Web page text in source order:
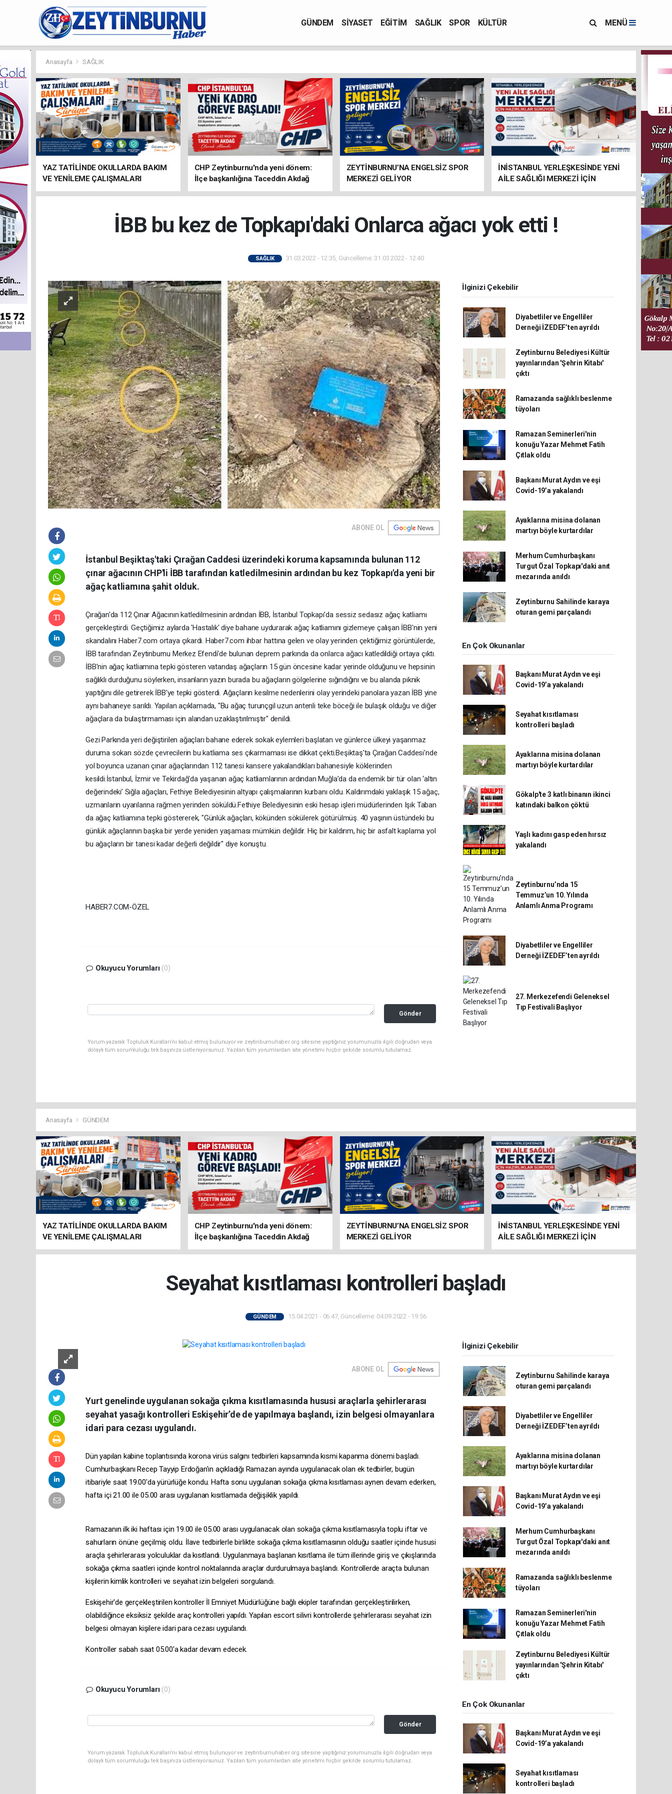
GÜNDEM SİYASET EĞİTİM SAĞLIK SPOR KÜLTÜR MENÜ
Anasayfa SAĞLIK
YAZ TATİLİNDE OKULLARDA BAKIM
VE YENİLEME ÇALIŞMALARI
SÜRÜYOR
CHP Zeytinburnu'nda yeni dönem:
İlçe başkanlığına Taceddin Akdağ
atandı
ZEYTİNBURNU’NA ENGELSİZ SPOR
MERKEZİ GELİYOR
İNİSTANBUL YERLEŞKESİNDE YENİ
AİLE SAĞLIĞI MERKEZİ İÇİN
HAZIRLIKLAR SÜRÜYOR
İBB bu kez de Topkapı'daki Onlarca ağacı yok etti !
SAĞLIK 31.03.2022 - 12:35, Güncelleme: 31.03.2022 - 12:40
ABONE OL
İstanbul Beşiktaş'taki Çırağan Caddesi üzerindeki koruma kapsamında bulunan 112
çınar ağacının CHP'li İBB tarafından katledilmesinin ardından bu kez Topkapı'da yeni bir
ağaç katliamına şahit olduk.
Çırağan'da 112 Çınar Ağacının katledilmesinin ardından İBB, İstanbul Topkapı'da sessiz sedasız ağaç katliamı
gerçekleştirdi. Geçtiğimiz aylarda 'Hastalık' diye bahane uydurarak ağaç katliamını gizlemeye çalışan İBB'nin yeni
skandalını Haber7.com ortaya çıkardı. Haber7.com ihbar hattına gelen ve olay yerinden çektiğimiz görüntülerde,
İBB tarafından Zeytinburnu Merkez Efendi'de bulunan deprem parkında da onlarca ağacı katledildiği ortaya çıktı.
İBB'nin ağaç katliamına tepki gösteren vatandaş ağaçların 15 gün öncesine kadar yerinde olduğunu ve hepsinin
sağlıklı durduğunu söylerken, insanların yazın burada bu ağaçların gölgelerine sığındığını ve bu alanda piknik
yaptığını dile getirerek İBB'ye tepki gösterdi. Ağaçların kesilme nedenlerini olay yerindeki panolara yazan İBB yine
aynı bahaneye sarıldı. Yapılan açıklamada, "Bu ağaç turunçgil uzun antenli teke böceği ile bulaşık olduğu ve diğer
ağaçlara da bulaştırmaması için alandan uzaklaştırılmıştır" denildi.
Gezi Parkında yeri değiştirilen ağaçları bahane ederek sokak eylemleri başlatan ve günlerce ülkeyi yaşanmaz
duruma sokan sözde çevrecilerin bu katliama ses çıkarmaması ise dikkat çekti.Beşiktaş'ta Çırağan Caddesi'nde
yol boyunca uzanan çınar ağaçlarından 112 tanesi kansere yakalandıkları bahanesiyle köklerinden
kesildi.İstanbul, İzmir ve Tekirdağ’da yaşanan ağaç katliamlarının ardından Muğla’da da endemik bir tür olan ‘altın
değerindeki’ Sığla ağaçları, Fethiye Belediyesinin altyapı çalışmalarının kurbanı oldu. Kaldırımdaki yaklaşık 15 ağaç,
uzmanların uyarılarına rağmen yerinden söküldü.Fethiye Belediyesinin eski hesap işleri müdürlerinden Işık Taban
da ağaç katliamına tepki göstererek, "Günlük ağaçları, kökünden sökülerek götürülmüş. 40 yaşının üstündeki bu
günlük ağaçlarının başka bir yerde yeniden yaşaması mümkün değildir. Hiç bir kaldırım, hiç bir asfalt kaplama yol
bu ağaçların bir tanesi kadar değerli değildir" diye konuştu.
HABER7.COM-ÖZEL
Okuyucu Yorumları (0)
Gönder
Yorum yazarak Topluluk Kuralları’nı kabul etmiş bulunuyor ve zeytinburnuhaber.org sitesine yaptığınız yorumunuzla ilgili doğrudan veya
dolaylı tüm sorumluluğu tek başınıza üstleniyorsunuz. Yazılan tüm yorumlardan site yönetimi hiçbir şekilde sorumlu tutulamaz.
İlginizi Çekebilir
Diyabetliler ve Engelliler
Derneği İZEDEF’ten ayrıldı
Zeytinburnu Belediyesi Kültür
yayınlarından 'Şehrin Kitabı'
çıktı
Ramazanda sağlıklı beslenme
tüyoları
Ramazan Seminerleri'nin
konuğu Yazar Mehmet Fatih
Çıtlak oldu
Başkanı Murat Aydın ve eşi
Covid-19’a yakalandı
Ayaklarına misina dolanan
martıyı böyle kurtardılar
Merhum Cumhurbaşkanı
Turgut Özal Topkapı'daki anıt
mezarında anıldı
Zeytinburnu Sahilinde karaya
oturan gemi parçalandı
En Çok Okunanlar
Başkanı Murat Aydın ve eşi
Covid-19’a yakalandı
Seyahat kısıtlaması
kontrolleri başladı
Ayaklarına misina dolanan
martıyı böyle kurtardılar
Gökalp'te 3 katlı binanın ikinci
katındaki balkon çöktü
Yaşlı kadını gasp eden hırsız
yakalandı
Zeytinburnu’nda 15
Temmuz’un 10. Yılında
Anlamlı Anma Programı
Diyabetliler ve Engelliler
Derneği İZEDEF’ten ayrıldı
27. Merkezefendi Geleneksel
Tıp Festivali Başlıyor
Anasayfa GÜNDEM
YAZ TATİLİNDE OKULLARDA BAKIM
VE YENİLEME ÇALIŞMALARI
SÜRÜYOR
CHP Zeytinburnu'nda yeni dönem:
İlçe başkanlığına Taceddin Akdağ
atandı
ZEYTİNBURNU’NA ENGELSİZ SPOR
MERKEZİ GELİYOR
İNİSTANBUL YERLEŞKESİNDE YENİ
AİLE SAĞLIĞI MERKEZİ İÇİN
HAZIRLIKLAR SÜRÜYOR
Seyahat kısıtlaması kontrolleri başladı
GÜNDEM 15.04.2021 - 06:47, Güncelleme: 04.09.2022 - 19:56
ABONE OL
Yurt genelinde uygulanan sokağa çıkma kısıtlamasında hususi araçlarla şehirlerarası
seyahat yasağı kontrolleri Eskişehir’de de yapılmaya başlandı, izin belgesi olmayanlara
idari para cezası uygulandı.
Dün yapılan kabine toplantısında korona virüs salgını tedbirleri kapsamında kısmi kapanma dönemi başladı.
Cumhurbaşkanı Recep Tayyip Erdoğan'ın açıkladığı Ramazan ayında uygulanacak olan ek tedbirler, bugün
itibariyle saat 19.00'da yürürlüğe kondu. Hafta sonu uygulanan sokağa çıkma kısıtlaması aynen devam ederken,
hafta içi 21.00 ile 05.00 arası uygulanan kısıtlamada değişiklik yapıldı.
Ramazanın ilk iki haftası için 19.00 ile 05.00 arası uygulanacak olan sokağa çıkma kısıtlamasıyla toplu iftar ve
sahurların önüne geçilmiş oldu. İlave tedbirlerle birlikte sokağa çıkma kısıtlamasının olduğu saatler içinde hususi
araçla şehirlerarası yolculuklar da kısıtlandı. Uygulanmaya başlanan kısıtlama ile tüm illerinde giriş ve çıkışlarında
sokağa çıkma saatleri içinde kontrol noktalarında araçlar durdurulmaya başlandı. Kontrollerde araçta bulunan
kişilerin kimlik kontrolleri ve seyahat izin belgeleri sorgulandı.
Eskişehir'de gerçekleştirilen kontroller İl Emniyet Müdürlüğüne bağlı ekipler tarafından gerçekleştirilirken,
olabildiğince eksiksiz şekilde araç kontrolleri yapıldı. Yapılan escort silivrikontrollerde şehirlerarası seyahat izin
belgesi olmayan kişilere idari para cezası uygulandı.
Kontroller sabah saat 05.00'a kadar devam edecek.
Okuyucu Yorumları (0)
Gönder
Yorum yazarak Topluluk Kuralları’nı kabul etmiş bulunuyor ve zeytinburnuhaber.org sitesine yaptığınız yorumunuzla ilgili doğrudan veya
dolaylı tüm sorumluluğu tek başınıza üstleniyorsunuz. Yazılan tüm yorumlardan site yönetimi hiçbir şekilde sorumlu tutulamaz.
İlginizi Çekebilir
Zeytinburnu Sahilinde karaya
oturan gemi parçalandı
Diyabetliler ve Engelliler
Derneği İZEDEF’ten ayrıldı
Ayaklarına misina dolanan
martıyı böyle kurtardılar
Başkanı Murat Aydın ve eşi
Covid-19’a yakalandı
Merhum Cumhurbaşkanı
Turgut Özal Topkapı'daki anıt
mezarında anıldı
Ramazanda sağlıklı beslenme
tüyoları
Ramazan Seminerleri'nin
konuğu Yazar Mehmet Fatih
Çıtlak oldu
Zeytinburnu Belediyesi Kültür
yayınlarından 'Şehrin Kitabı'
çıktı
En Çok Okunanlar
Başkanı Murat Aydın ve eşi
Covid-19’a yakalandı
Seyahat kısıtlaması
kontrolleri başladı